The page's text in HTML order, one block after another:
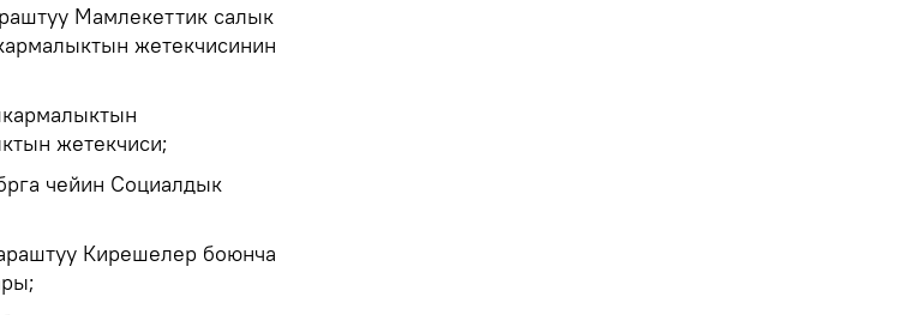
Мамлекеттик салык
жетекчисинин
жетекчиси;
чейин Социалдык
Кирешелер боюнча